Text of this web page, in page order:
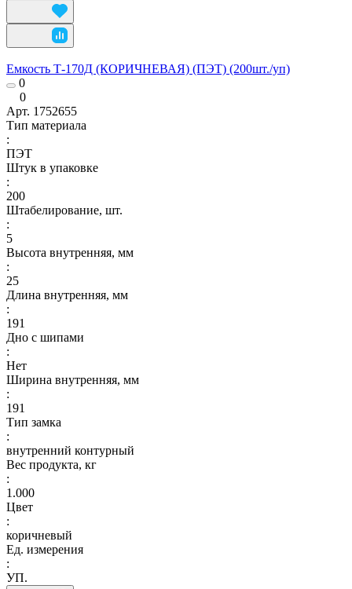
Емкость Т-170Д (КОРИЧНЕВАЯ) (ПЭТ) (200шт./уп)
0
0
Арт. 1752655
Тип материала
:
ПЭТ
Штук в упаковке
:
200
Штабелирование, шт.
:
5
Высота внутренняя, мм
:
25
Длина внутренняя, мм
:
191
Дно с шипами
:
Нет
Ширина внутренняя, мм
:
191
Тип замка
:
внутренний контурный
Вес продукта, кг
:
1.000
Цвет
:
коричневый
Ед. измерения
:
УП.